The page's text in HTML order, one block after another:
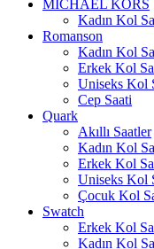
MICHAEL KORS
Kadın Kol
Romanson
Kadın Kol
Erkek Kol
Uniseks Kol
Cep Saati
Quark
Akıllı Saatler
Kadın Kol
Erkek Kol
Uniseks Kol
Çocuk Kol
Swatch
Erkek Kol
Kadın Kol